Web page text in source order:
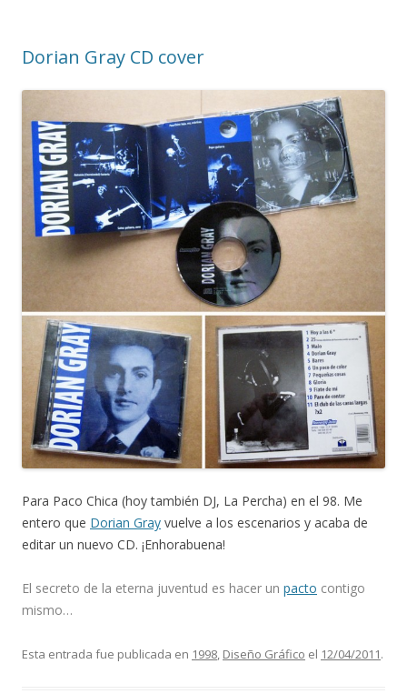
Dorian Gray CD cover
Para Paco Chica (hoy también DJ, La Percha) en el 98. Me
entero que Dorian Gray vuelve a los escenarios y acaba de
editar un nuevo CD. ¡Enhorabuena!
El secreto de la eterna juventud es hacer un pacto contigo
mismo…
Esta entrada fue publicada en 1998 Diseño Gráfico el 12/04/2011.